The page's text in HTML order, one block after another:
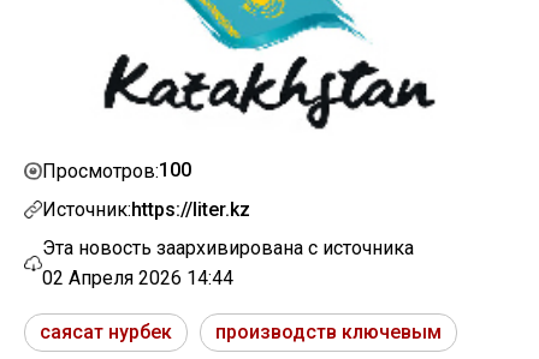
Просмотров:100
Источник:https://liter.kz
Эта новость заархивирована с источника
02 Апреля 2026 14:44
саясат нурбек производств ключевым